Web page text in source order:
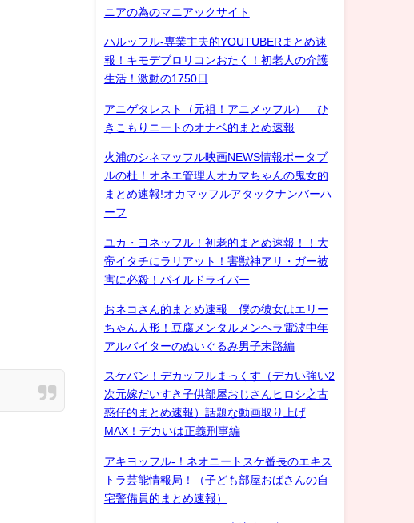
ニアの為のマニアックサイト
ハルッフル-専業主夫的YOUTUBERまとめ速
報！キモデブロリコンおたく！初老人の介護
生活！激動の1750日
アニゲタレスト（元祖！アニメッフル） ひ
きこもりニートのオナベ的まとめ速報
火浦のシネマッフル映画NEWS情報ポータブ
ルの杜！オネエ管理人オカマちゃんの鬼女的
まとめ速報!オカマッフルアタックナンバーハ
ーフ
ユカ・ヨネッフル！初老的まとめ速報！！大
帝イタチにラリアット！害獣神アリ・ガー被
害に必殺！パイルドライバー
おネコさん的まとめ速報 僕の彼女はエリー
ちゃん人形！豆腐メンタルメンヘラ電波中年
アルバイターのぬいぐるみ男子末路編
スケバン！デカッフルまっくす（デカい強い2
次元嫁だいすき子供部屋おじさんヒロシ之古
惑仔的まとめ速報）話題な動画取り上げ
MAX！デカいは正義刑事編
アキヨッフル-！ネオニートスケ番長のエキス
トラ芸能情報局！（子ども部屋おばさんの自
宅警備員的まとめ速報）